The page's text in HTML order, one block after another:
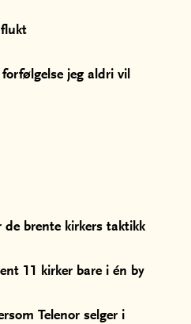
jeg aldri vil
brente kirkers taktikk
11 kirker bare i én by
Telenor selger i